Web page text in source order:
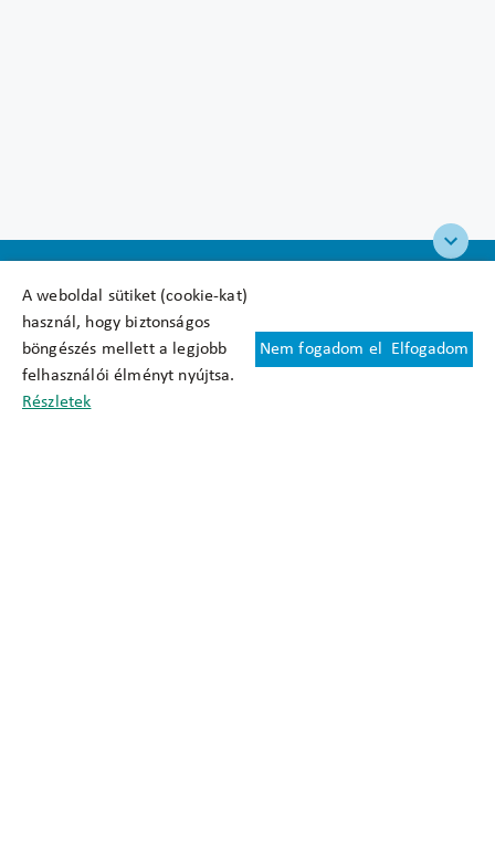
A weboldal sütiket (cookie-kat)
használ, hogy biztonságos
böngészés mellett a legjobb
felhasználói élményt nyújtsa.
Részletek
Nem fogadom el Elfogadom
Felhasználási feltételek